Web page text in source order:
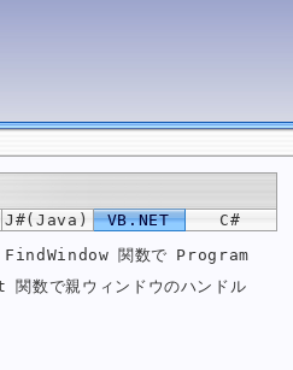
C#
VB.NET
J#(Java)
FindWindow 関数で Program
数で親ウィンドウのハンドル